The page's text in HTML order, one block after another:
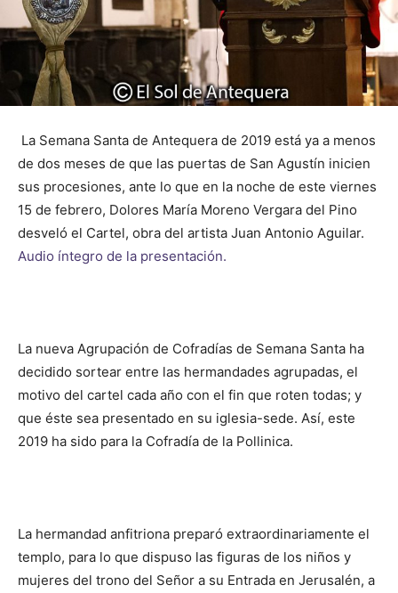
La Semana Santa de Antequera de 2019 está ya a menos
de dos meses de que las puertas de San Agustín inicien
sus procesiones, ante lo que en la noche de este viernes
15 de febrero, Dolores María Moreno Vergara del Pino
desveló el Cartel, obra del artista Juan Antonio Aguilar.
Audio íntegro de la presentación.
La nueva Agrupación de Cofradías de Semana Santa ha
decidido sortear entre las hermandades agrupadas, el
motivo del cartel cada año con el fin que roten todas; y
que éste sea presentado en su iglesia-sede. Así, este
2019 ha sido para la Cofradía de la Pollinica.
La hermandad anfitriona preparó extraordinariamente el
templo, para lo que dispuso las figuras de los niños y
mujeres del trono del Señor a su Entrada en Jerusalén, a